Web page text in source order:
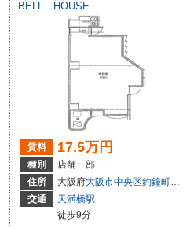
BELL HOUSE
賃料 17.5万円
種別
店舗一部
住所
大阪府大阪市中央区釣鐘町２丁目
交通
天満橋駅
徒歩9分